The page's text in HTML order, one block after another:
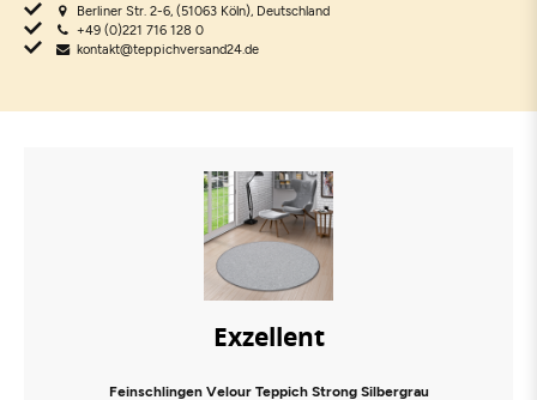
Berliner Str. 2-6, (51063 Köln), Deutschland
+49 (0)221 716 128 0
kontakt@teppichversand24.de
Exzellent
Feinschlingen Velour Teppich Strong Silbergrau